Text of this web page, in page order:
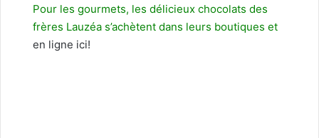
Pour les gourmets, les délicieux chocolats des
frères Lauzéa s’achètent dans leurs boutiques et
en ligne ici!